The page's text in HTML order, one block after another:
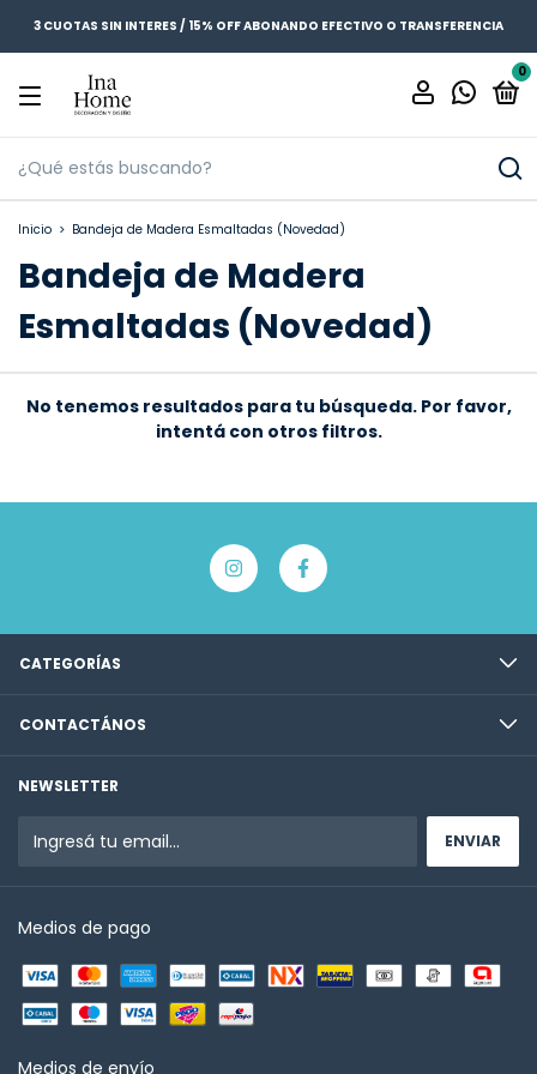
3 CUOTAS SIN INTERES / 15% OFF ABONANDO EFECTIVO O TRANSFERENCIA
0
Inicio > Bandeja de Madera Esmaltadas (Novedad)
Bandeja de Madera
Esmaltadas (Novedad)
No tenemos resultados para tu búsqueda. Por favor,
intentá con otros filtros.
CATEGORÍAS
CONTACTÁNOS
NEWSLETTER
Medios de pago
Medios de envío